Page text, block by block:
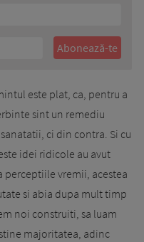
este plat, ca, pentru a
sint un remediu
ci din contra. Si cu
idei ridicole au avut
perceptiile vremii, acestea
si abia dupa mult timp
noi construiti, sa luam
majoritatea, adinc